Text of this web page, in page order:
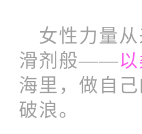
女性力量从
滑剂般——
海里，做自
破浪。